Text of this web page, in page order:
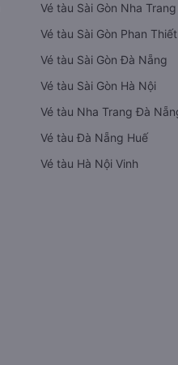
Vé tàu Sài Gòn Nha Trang
Vé tàu Sài Gòn Phan Thiết
Vé tàu Sài Gòn Đà Nẵng
Vé tàu Sài Gòn Hà Nội
Vé tàu Nha Trang Đà
Vé tàu Đà Nẵng Huế
Vé tàu Hà Nội Vinh